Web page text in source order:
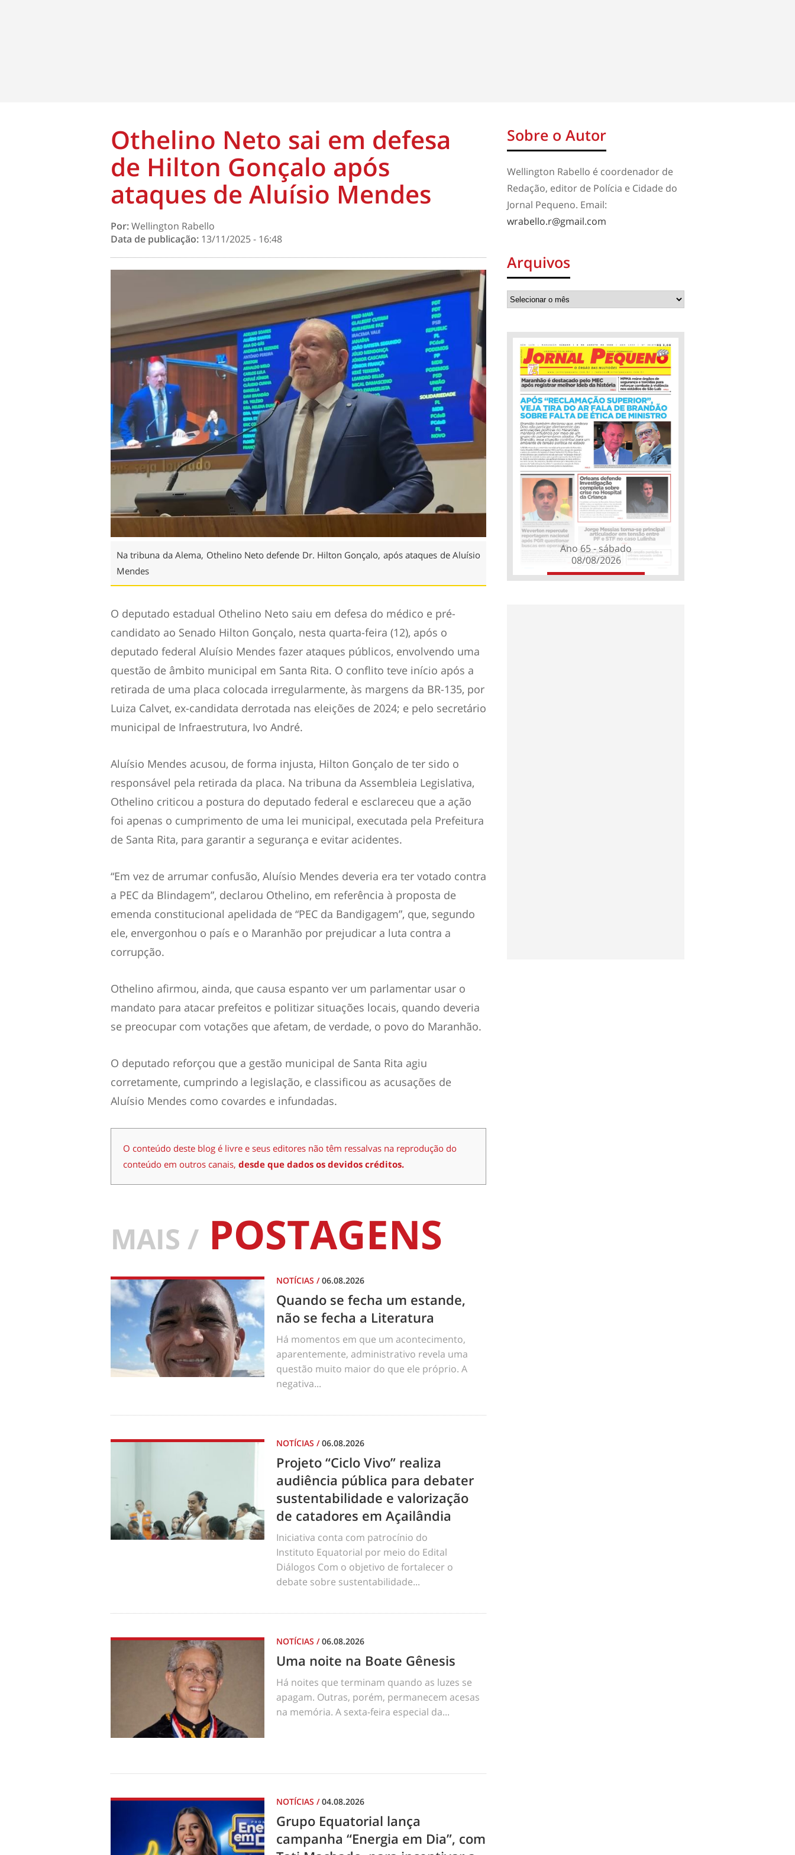
Othelino Neto sai em defesa
de Hilton Gonçalo após
ataques de Aluísio Mendes
Por:Wellington Rabello
Data de publicação: 13/11/2025 - 16:48
Na tribuna da Alema, Othelino Neto defende Dr. Hilton Gonçalo, após ataques de Aluísio
Mendes
O deputado estadual Othelino Neto saiu em defesa do médico e pré-
candidato ao Senado Hilton Gonçalo, nesta quarta-feira (12), após o
deputado federal Aluísio Mendes fazer ataques públicos, envolvendo uma
questão de âmbito municipal em Santa Rita. O conflito teve início após a
retirada de uma placa colocada irregularmente, às margens da BR-135, por
Luiza Calvet, ex-candidata derrotada nas eleições de 2024; e pelo secretário
municipal de Infraestrutura, Ivo André.
Aluísio Mendes acusou, de forma injusta, Hilton Gonçalo de ter sido o
responsável pela retirada da placa. Na tribuna da Assembleia Legislativa,
Othelino criticou a postura do deputado federal e esclareceu que a ação
foi apenas o cumprimento de uma lei municipal, executada pela Prefeitura
de Santa Rita, para garantir a segurança e evitar acidentes.
“Em vez de arrumar confusão, Aluísio Mendes deveria era ter votado contra
a PEC da Blindagem”, declarou Othelino, em referência à proposta de
emenda constitucional apelidada de “PEC da Bandigagem”, que, segundo
ele, envergonhou o país e o Maranhão por prejudicar a luta contra a
corrupção.
Othelino afirmou, ainda, que causa espanto ver um parlamentar usar o
mandato para atacar prefeitos e politizar situações locais, quando deveria
se preocupar com votações que afetam, de verdade, o povo do Maranhão.
O deputado reforçou que a gestão municipal de Santa Rita agiu
corretamente, cumprindo a legislação, e classificou as acusações de
Aluísio Mendes como covardes e infundadas.
O conteúdo deste blog é livre e seus editores não têm ressalvas na reprodução do
conteúdo em outros canais, desde que dados os devidos créditos.
MAIS / POSTAGENS
NOTÍCIAS /06.08.2026
Quando se fecha um estande,
não se fecha a Literatura
Há momentos em que um acontecimento,
aparentemente, administrativo revela uma
questão muito maior do que ele próprio. A
negativa...
NOTÍCIAS /06.08.2026
Projeto “Ciclo Vivo” realiza
audiência pública para debater
sustentabilidade e valorização
de catadores em Açailândia
Iniciativa conta com patrocínio do
Instituto Equatorial por meio do Edital
Diálogos Com o objetivo de fortalecer o
debate sobre sustentabilidade...
NOTÍCIAS /06.08.2026
Uma noite na Boate Gênesis
Há noites que terminam quando as luzes se
apagam. Outras, porém, permanecem acesas
na memória. A sexta-feira especial da...
NOTÍCIAS /04.08.2026
Grupo Equatorial lança
campanha “Energia em Dia”, com
Sobre o Autor
Wellington Rabello é coordenador de
Redação, editor de Polícia e Cidade do
Jornal Pequeno. Email:
wrabello.r@gmail.com
Arquivos
Ano 65 - sábado
08/08/2026